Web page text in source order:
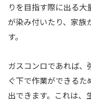
りを目指す際に出る
が染み付いたり、家族
す。
ガスコンロであれば
ぐ下で作業ができる
出できます。これは、